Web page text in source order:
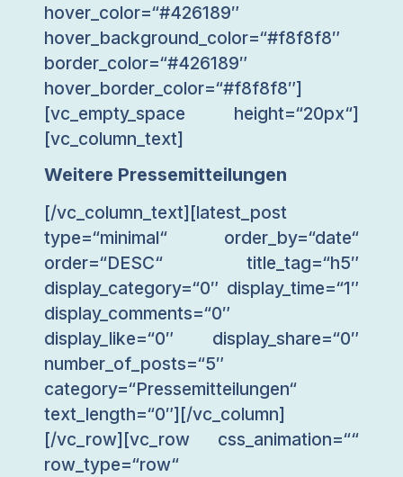
hover_color=“#426189″
hover_background_color=“#f8f8f8″
border_color=“#426189″
hover_border_color=“#f8f8f8″]
[vc_empty_space height=“20px“]
[vc_column_text]
Weitere Pressemitteilungen
[/vc_column_text][latest_post
type=“minimal“ order_by=“date“
order=“DESC“ title_tag=“h5″
display_category=“0″ display_time=“1″
display_comments=“0″
display_like=“0″ display_share=“0″
number_of_posts=“5″
category=“Pressemitteilungen“
text_length=“0″][/vc_column]
[/vc_row][vc_row css_animation=““
row_type=“row“